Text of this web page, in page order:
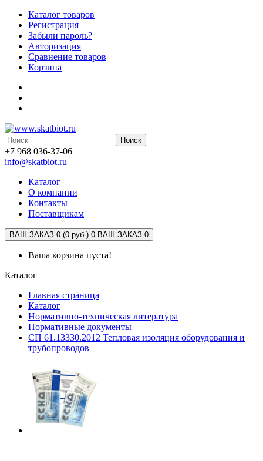
Каталог товаров
Регистрация
Забыли пароль?
Авторизация
Сравнение товаров
Корзина
Поиск
+7 968 036-37-06
info@skatbiot.ru
Каталог
О компании
Контакты
Поставщикам
ВАШ ЗАКАЗ 0 (0 руб.) 0 ВАШ ЗАКАЗ 0
Ваша корзина пуста!
Каталог
Главная страница
Каталог
Нормативно-техническая литература
Нормативные документы
СП 61.13330.2012 Тепловая изоляция оборудования и
трубопроводов